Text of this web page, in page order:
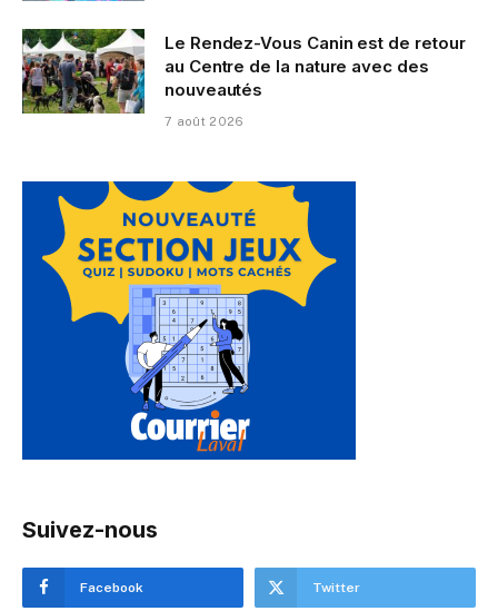
Le Rendez-Vous Canin est de retour
au Centre de la nature avec des
nouveautés
7 août 2026
Suivez-nous
Facebook Twitter